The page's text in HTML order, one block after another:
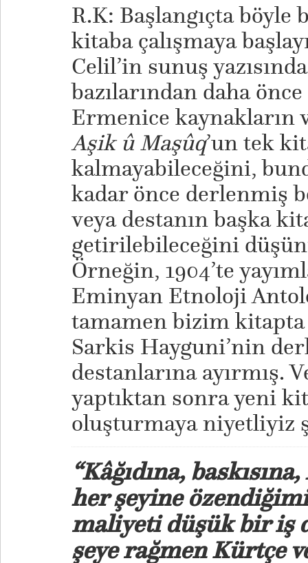
R.K: Başlangıçta
kitaba çalışmaya
Celil’in sunuş
bazılarından daha
Ermenice kaynakların
Aşik û Maşûq’un tek
kalmayabileceğini,
kadar önce derlenmiş
veya destanın başka
getirilebileceğini
Örneğin, 1904’te
Eminyan Etnoloji
tamamen bizim kitapta
Sarkis Hayguni’nin
destanlarına ayırmış.
yaptıktan sonra yeni
oluşturmaya niyetliyiz
“Kâğıdına,
her şeyine
maliyeti düşük bir iş
şeye rağmen Kürtçe